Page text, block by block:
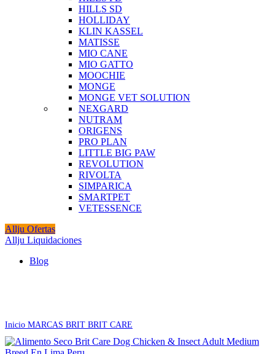
HILLS SD
HOLLIDAY
KLIN KASSEL
MATISSE
MIO CANE
MIO GATTO
MOOCHIE
MONGE
MONGE VET SOLUTION
NEXGARD
NUTRAM
ORIGENS
PRO PLAN
LITTLE BIG PAW
REVOLUTION
RIVOLTA
SIMPARICA
SMARTPET
VETESSENCE
Allju Ofertas
Allju Liquidaciones
Blog
Inicio MARCAS BRIT BRIT CARE